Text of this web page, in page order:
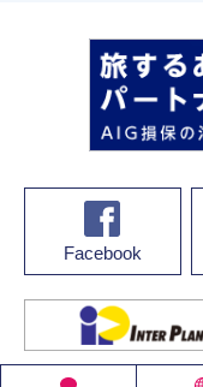
Facebook